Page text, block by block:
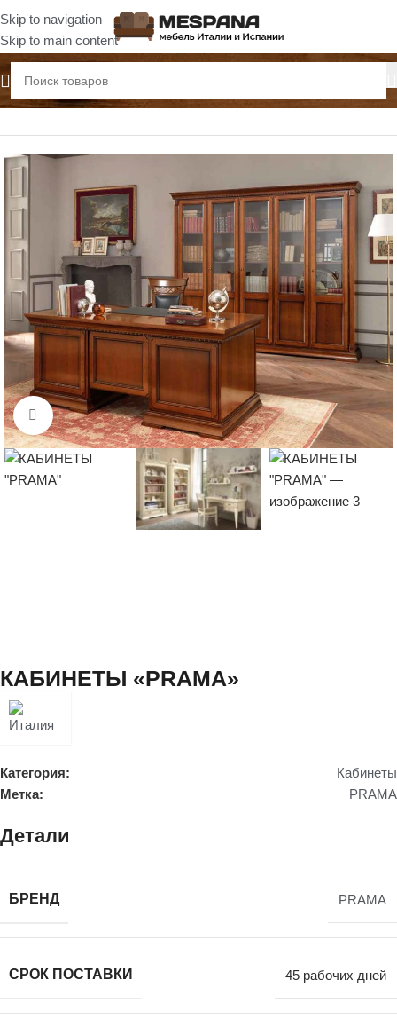
Skip to navigation
Skip to main content
Главная Кабинеты
Нажмите, чтобы увеличить
КАБИНЕТЫ «PRAMA»
Категория:
Кабинеты
Метка:
PRAMA
Детали
БРЕНД PRAMA
СРОК ПОСТАВКИ 45 рабочих дней